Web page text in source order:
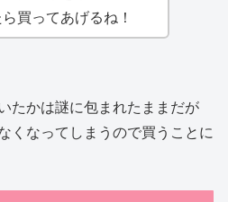
買ってあげるね！
たかは謎に包まれたままだが
くなってしまうので買うことに